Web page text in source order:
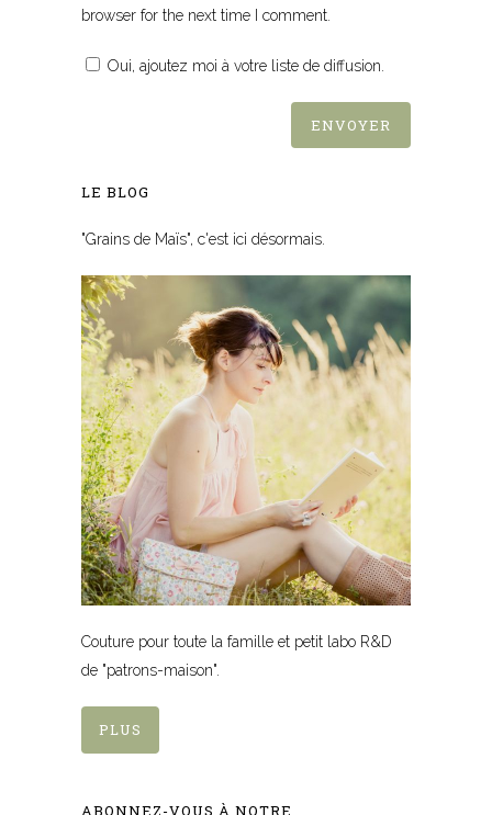
browser for the next time I comment.
Oui, ajoutez moi à votre liste de diffusion.
LE BLOG
"Grains de Maïs", c'est ici désormais.
Couture pour toute la famille et petit labo R&D
de "patrons-maison".
PLUS
ABONNEZ-VOUS À NOTRE